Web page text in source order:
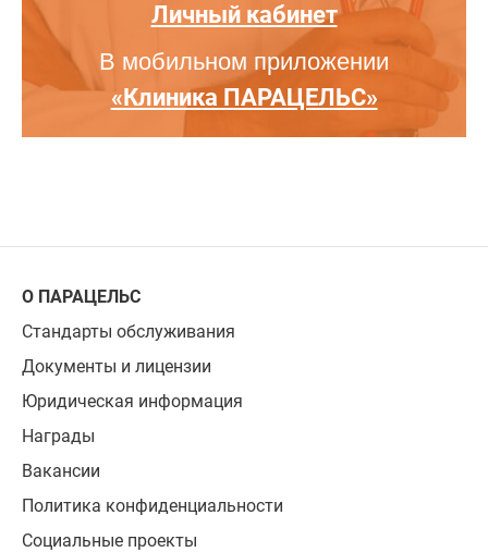
Личный кабинет
В мобильном приложении
«Клиника ПАРАЦЕЛЬС»
О ПАРАЦЕЛЬС
Стандарты обслуживания
Документы и лицензии
Юридическая информация
Награды
Вакансии
Политика конфиденциальности
Социальные проекты